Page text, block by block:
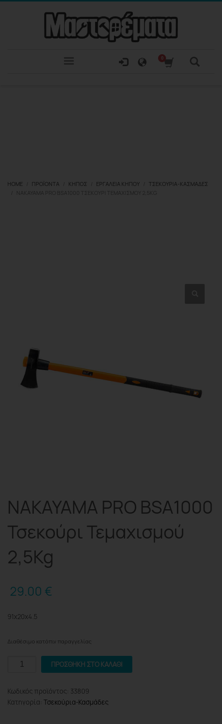
HOME ΠΡΟΪΌΝΤΑ ΚΉΠΟΣ ΕΡΓΑΛΕΊΑ ΚΉΠΟΥ
ΤΣΕΚΟΎΡΙΑ-ΚΑΣΜΆΔΕΣ
NAKAYAMA PRO BSA1000 ΤΣΕΚΟΎΡΙ ΤΕΜΑΧΙΣΜΟΎ 2,5KG
NAKAYAMA PRO BSA1000
Τσεκούρι Τεμαχισμού
2,5Kg
29.00 €
91x20x4.5
Διαθέσιμο κατόπιν παραγγελίας
NAKAYAMA
Τσεκούρι
Τεμαχισμού
ΠΡΟΣΘΉΚΗ ΣΤΟ ΚΑΛΆΘΙ
Κωδικός προϊόντος: 33809
Κατηγορία: Τσεκούρια-Κασμάδες